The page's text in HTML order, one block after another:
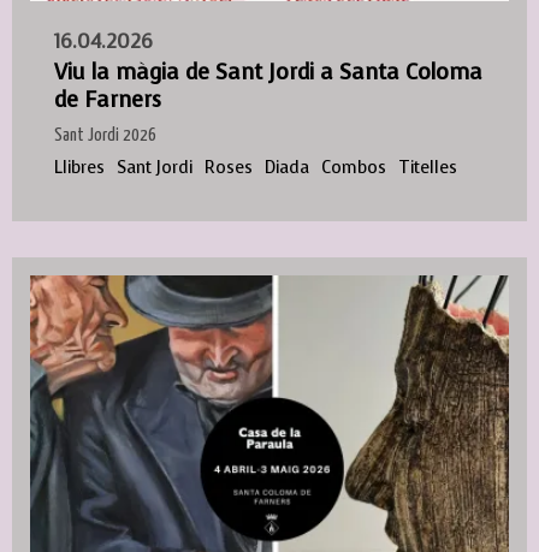
16.04.2026
Viu la màgia de Sant Jordi a Santa Coloma
de Farners
Sant Jordi 2026
Llibres Sant Jordi Roses Diada Combos Titelles